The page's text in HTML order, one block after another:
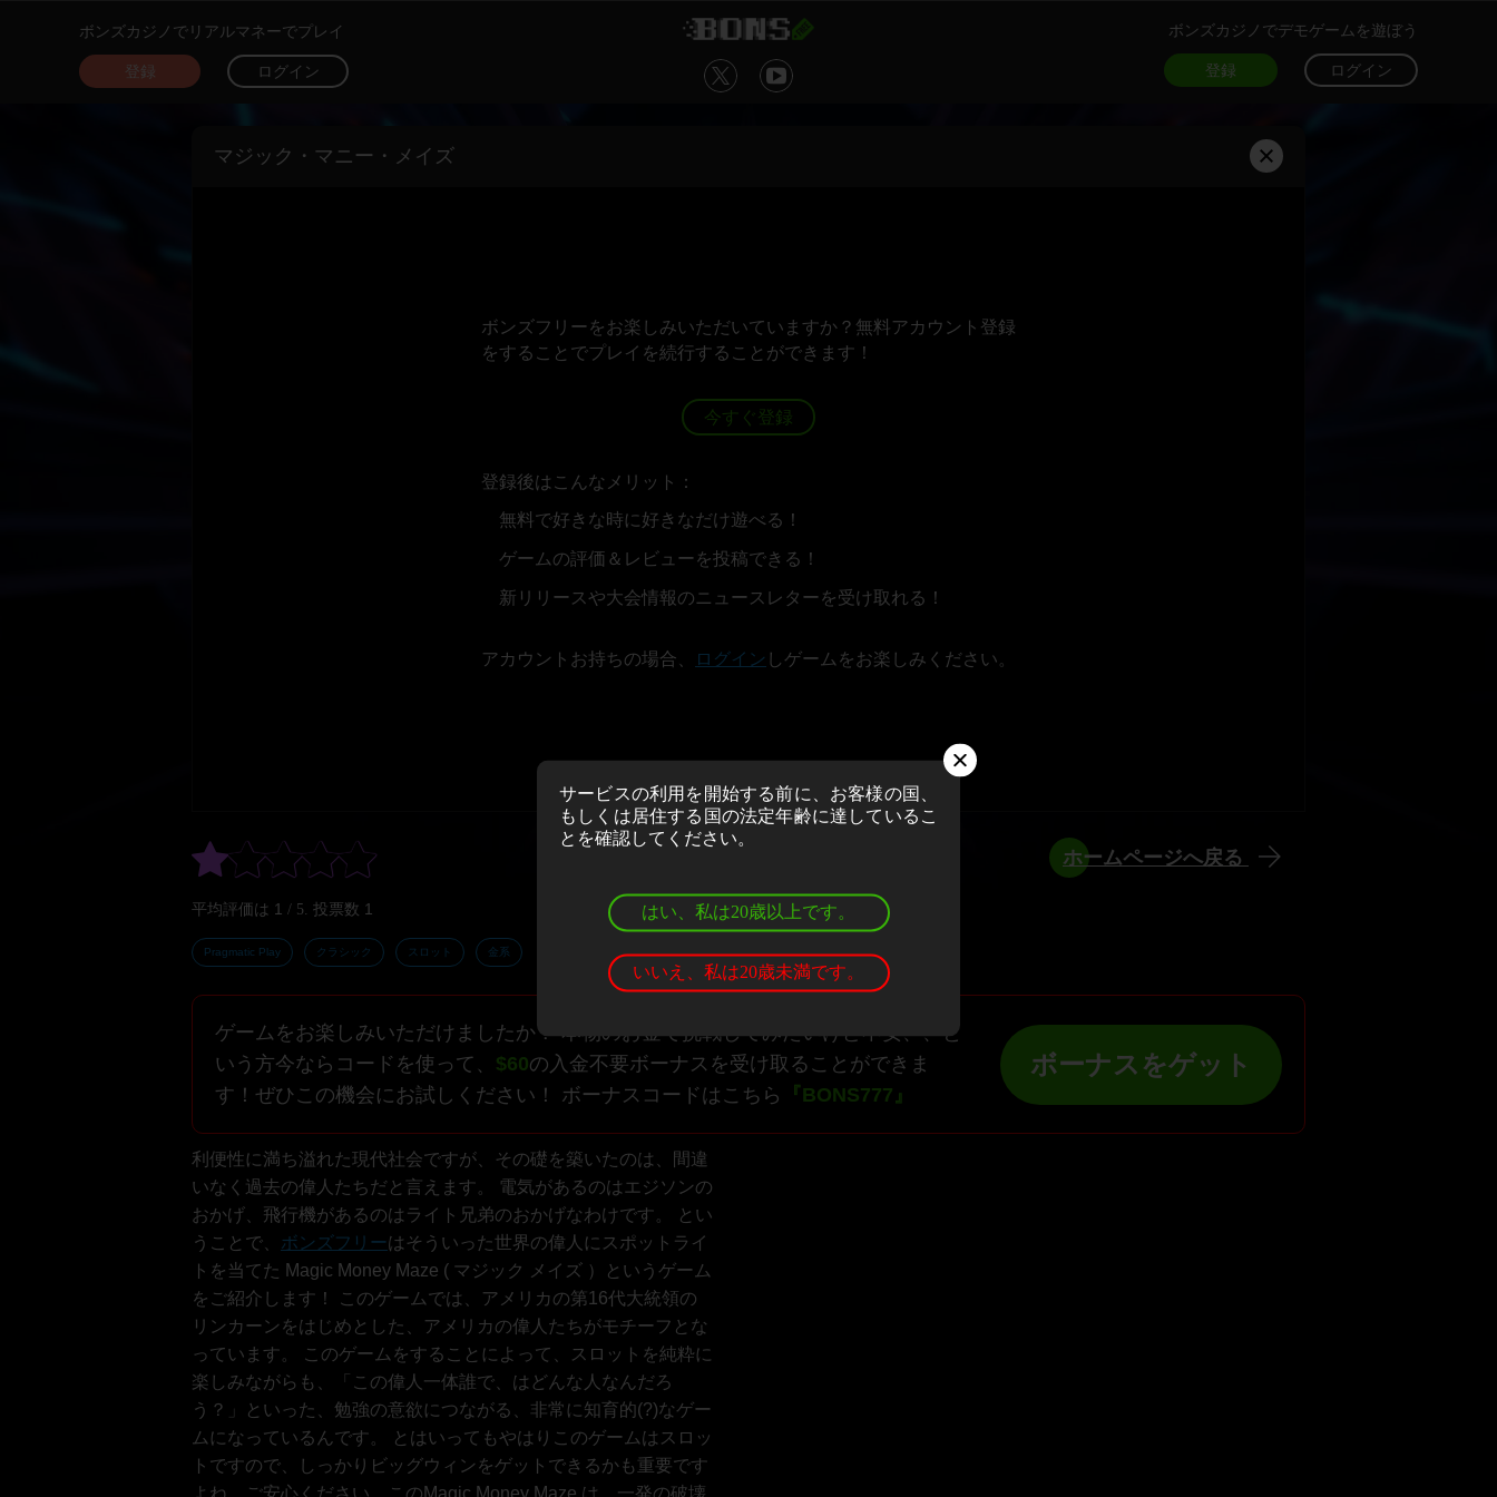
ボンズカジノでリアルマネーでプレイ
登録 ログイン
ボンズカジノでデモゲームを遊ぼう
登録 ログイン
サービスの利用を開始する前に、お客様の国、
もしくは居住する国の法定年齢に達しているこ
とを確認してください。
はい、私は20歳以上です。
いいえ、私は20歳未満です。
マジック・マニー・メイズ
ボンズフリーをお楽しみいただいていますか？無料アカウント登録
をすることでプレイを続行することができます！
今すぐ登録
登録後はこんなメリット：
無料で好きな時に好きなだけ遊べる！
ゲームの評価＆レビューを投稿できる！
新リリースや大会情報のニュースレターを受け取れる！
アカウントお持ちの場合、 ログイン しゲームをお楽しみください。
平均評価は 1 / 5. 投票数 1
Pragmatic Play クラシック スロット 金系
ホームページへ戻る
ゲームをお楽しみいただけましたか？ 本物のお金で挑戦してみたいけど不安、、と
いう方今ならコードを使って、 $60の入金不要ボーナスを受け取ることができま
す！ぜひこの機会にお試しください！ ボーナスコードはこちら
『BONS777』
ボーナスをゲット
利便性に満ち溢れた現代社会ですが、その礎を築いたのは、間違
いなく過去の偉人たちだと言えます。 電気があるのはエジソンの
おかげ、飛行機があるのはライト兄弟のおかげなわけです。 とい
うことで、 ボンズフリーはそういった世界の偉人にスポットライ
トを当てた Magic Money Maze ( マジック メイズ ）というゲーム
をご紹介します！ このゲームでは、アメリカの第16代大統領の
リンカーンをはじめとした、アメリカの偉人たちがモチーフとな
っています。 このゲームをすることによって、スロットを純粋に
楽しみながらも、「この偉人一体誰で、はどんな人なんだろ
う？」といった、勉強の意欲につながる、非常に知育的(?)なゲー
ムになっているんです。 とはいってもやはりこのゲームはスロッ
トですので、しっかりビッグウィンをゲットできるかも重要です
よね。ご安心ください、このMagic Money Maze は、一発の破壊